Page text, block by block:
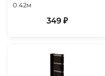
0.42м
349 ₽